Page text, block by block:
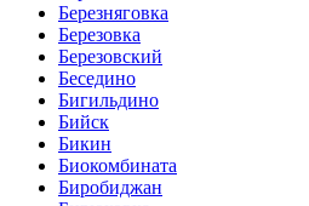
Березняговка
Березовка
Березовский
Беседино
Бигильдино
Бийск
Бикин
Биокомбината
Биробиджан